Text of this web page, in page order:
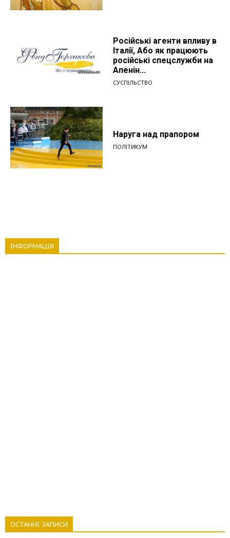
Російські агенти впливу в
Італії, Або як працюють
російські спецслужби на
Апенін...
СУСПІЛЬСТВО
Наруга над прапором
ПОЛІТИКУМ
ІНФОРМАЦІЯ
ОСТАННІ ЗАПИСИ